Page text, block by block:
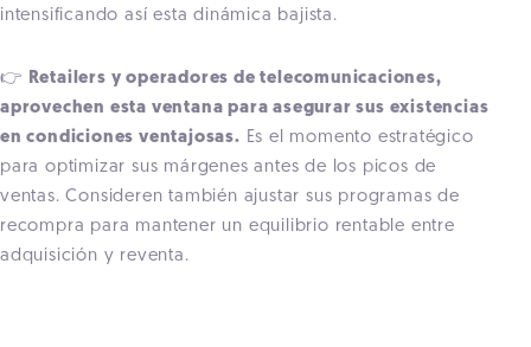
intensificando así esta dinámica bajista.
👉 Retailers y operadores de telecomunicaciones,
aprovechen esta ventana para asegurar sus existencias
en condiciones ventajosas. Es el momento estratégico
para optimizar sus márgenes antes de los picos de
ventas. Consideren también ajustar sus programas de
recompra para mantener un equilibrio rentable entre
adquisición y reventa.